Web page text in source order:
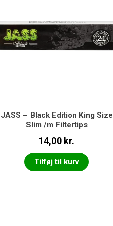
JASS – Black Edition King Size
Slim /m Filtertips
14,00 kr.
Tilføj til kurv